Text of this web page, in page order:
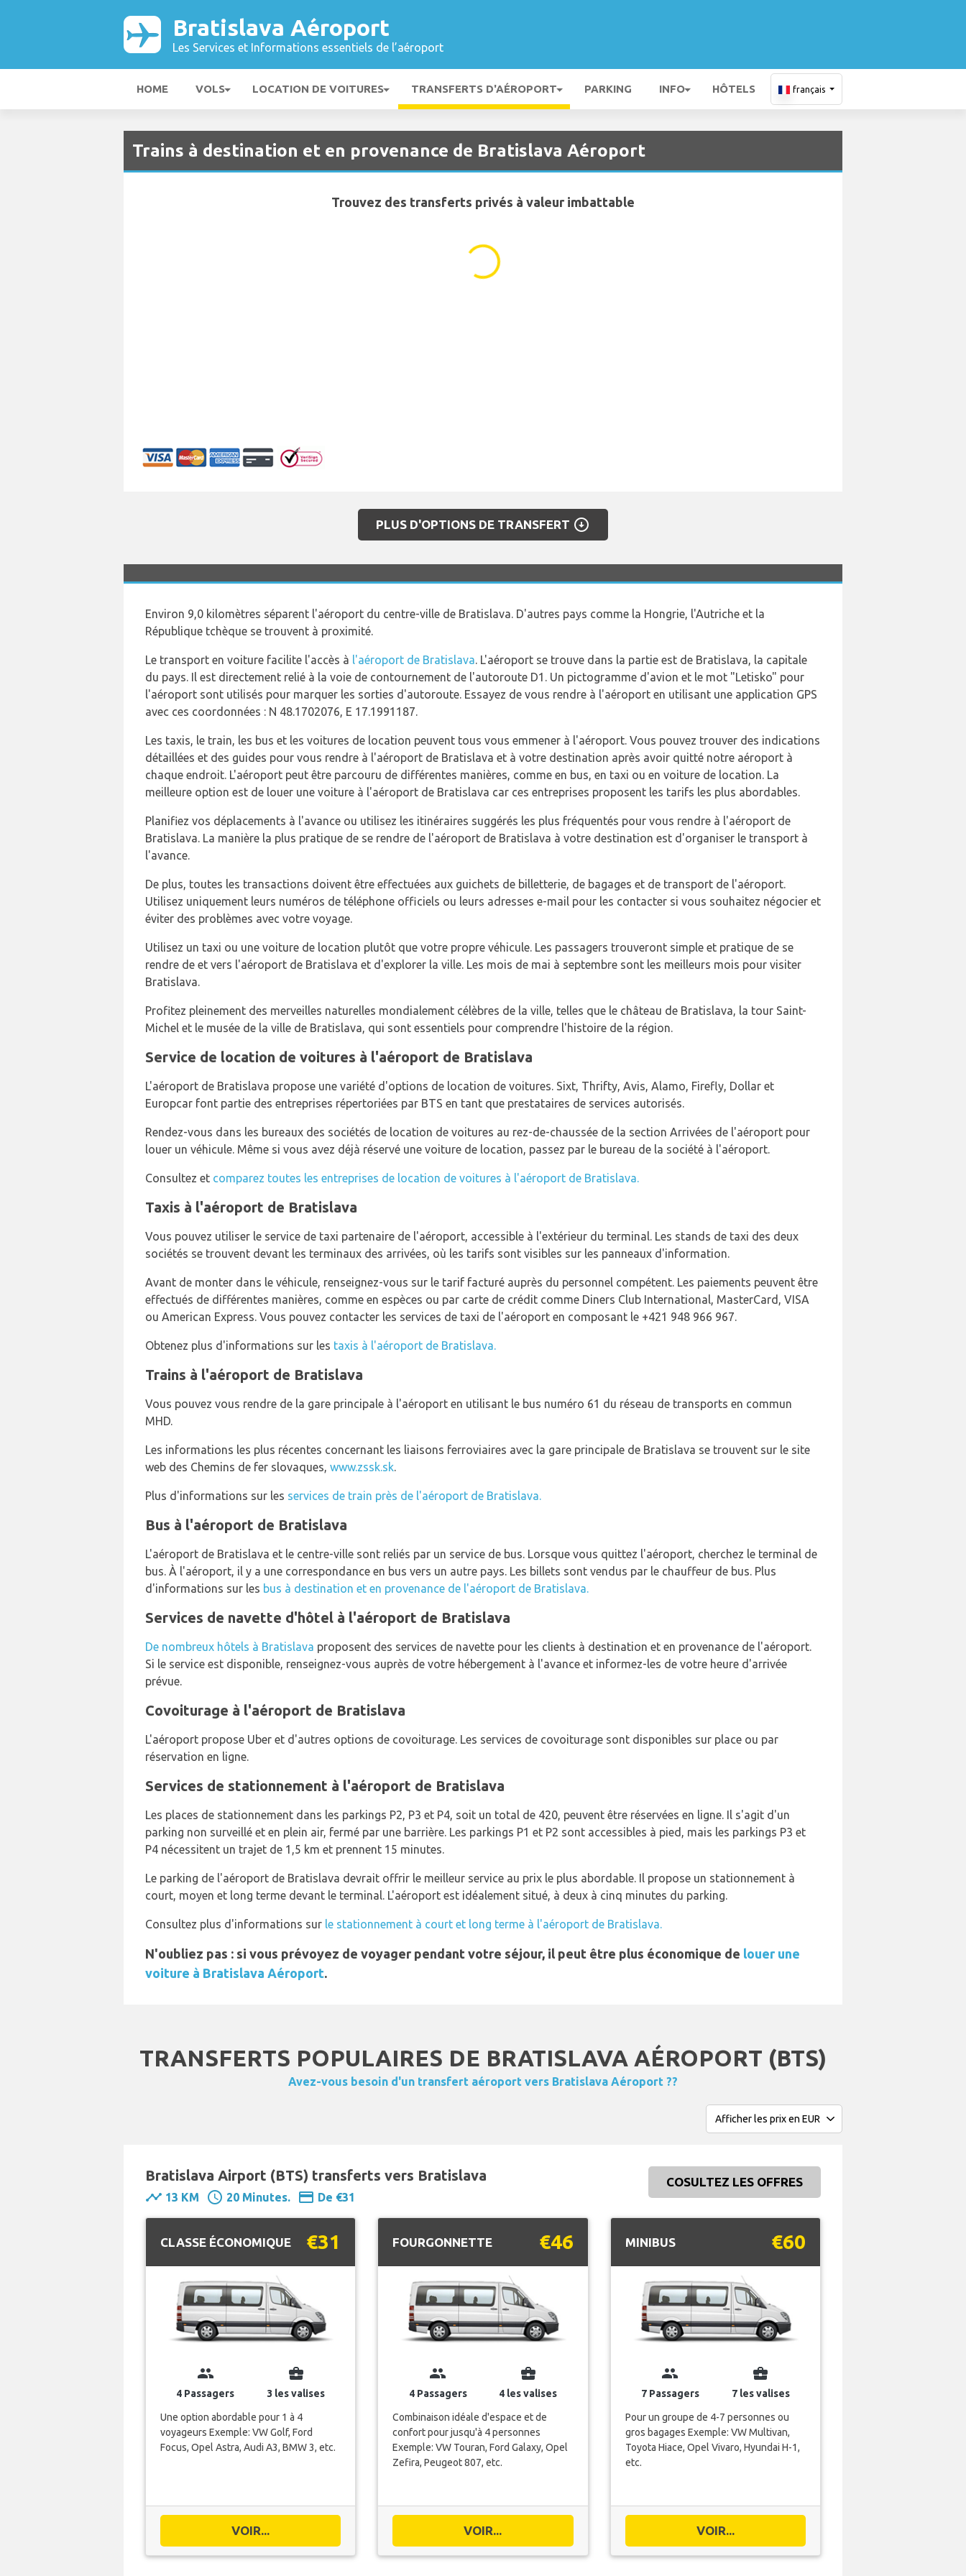
Bratislava Aéroport
Les Services et Informations essentiels de l’aéroport
HOME VOLS LOCATION DE VOITURES TRANSFERTS D'AÉROPORT PARKING INFO HÔTELS français
Trains à destination et en provenance de Bratislava Aéroport
Trouvez des transferts privés à valeur imbattable
PLUS D'OPTIONS DE TRANSFERT arrow_circle_down
Environ 9,0 kilomètres séparent l'aéroport du centre-ville de Bratislava. D'autres pays comme la Hongrie, l'Autriche et la
République tchèque se trouvent à proximité.
Le transport en voiture facilite l'accès à l'aéroport de Bratislava. L'aéroport se trouve dans la partie est de Bratislava, la capitale
du pays. Il est directement relié à la voie de contournement de l'autoroute D1. Un pictogramme d'avion et le mot "Letisko" pour
l'aéroport sont utilisés pour marquer les sorties d'autoroute. Essayez de vous rendre à l'aéroport en utilisant une application GPS
avec ces coordonnées : N 48.1702076, E 17.1991187.
Les taxis, le train, les bus et les voitures de location peuvent tous vous emmener à l'aéroport. Vous pouvez trouver des indications
détaillées et des guides pour vous rendre à l'aéroport de Bratislava et à votre destination après avoir quitté notre aéroport à
chaque endroit. L'aéroport peut être parcouru de différentes manières, comme en bus, en taxi ou en voiture de location. La
meilleure option est de louer une voiture à l'aéroport de Bratislava car ces entreprises proposent les tarifs les plus abordables.
Planifiez vos déplacements à l'avance ou utilisez les itinéraires suggérés les plus fréquentés pour vous rendre à l'aéroport de
Bratislava. La manière la plus pratique de se rendre de l'aéroport de Bratislava à votre destination est d'organiser le transport à
l'avance.
De plus, toutes les transactions doivent être effectuées aux guichets de billetterie, de bagages et de transport de l'aéroport.
Utilisez uniquement leurs numéros de téléphone officiels ou leurs adresses e-mail pour les contacter si vous souhaitez négocier et
éviter des problèmes avec votre voyage.
Utilisez un taxi ou une voiture de location plutôt que votre propre véhicule. Les passagers trouveront simple et pratique de se
rendre de et vers l'aéroport de Bratislava et d'explorer la ville. Les mois de mai à septembre sont les meilleurs mois pour visiter
Bratislava.
Profitez pleinement des merveilles naturelles mondialement célèbres de la ville, telles que le château de Bratislava, la tour Saint-
Michel et le musée de la ville de Bratislava, qui sont essentiels pour comprendre l'histoire de la région.
Service de location de voitures à l'aéroport de Bratislava
L'aéroport de Bratislava propose une variété d'options de location de voitures. Sixt, Thrifty, Avis, Alamo, Firefly, Dollar et
Europcar font partie des entreprises répertoriées par BTS en tant que prestataires de services autorisés.
Rendez-vous dans les bureaux des sociétés de location de voitures au rez-de-chaussée de la section Arrivées de l'aéroport pour
louer un véhicule. Même si vous avez déjà réservé une voiture de location, passez par le bureau de la société à l'aéroport.
Consultez et comparez toutes les entreprises de location de voitures à l'aéroport de Bratislava.
Taxis à l'aéroport de Bratislava
Vous pouvez utiliser le service de taxi partenaire de l'aéroport, accessible à l'extérieur du terminal. Les stands de taxi des deux
sociétés se trouvent devant les terminaux des arrivées, où les tarifs sont visibles sur les panneaux d'information.
Avant de monter dans le véhicule, renseignez-vous sur le tarif facturé auprès du personnel compétent. Les paiements peuvent être
effectués de différentes manières, comme en espèces ou par carte de crédit comme Diners Club International, MasterCard, VISA
ou American Express. Vous pouvez contacter les services de taxi de l'aéroport en composant le +421 948 966 967.
Obtenez plus d'informations sur les taxis à l'aéroport de Bratislava.
Trains à l'aéroport de Bratislava
Vous pouvez vous rendre de la gare principale à l'aéroport en utilisant le bus numéro 61 du réseau de transports en commun
MHD.
Les informations les plus récentes concernant les liaisons ferroviaires avec la gare principale de Bratislava se trouvent sur le site
web des Chemins de fer slovaques, www.zssk.sk.
Plus d'informations sur les services de train près de l'aéroport de Bratislava.
Bus à l'aéroport de Bratislava
L'aéroport de Bratislava et le centre-ville sont reliés par un service de bus. Lorsque vous quittez l'aéroport, cherchez le terminal de
bus. À l'aéroport, il y a une correspondance en bus vers un autre pays. Les billets sont vendus par le chauffeur de bus. Plus
d'informations sur les bus à destination et en provenance de l'aéroport de Bratislava.
Services de navette d'hôtel à l'aéroport de Bratislava
De nombreux hôtels à Bratislava proposent des services de navette pour les clients à destination et en provenance de l'aéroport.
Si le service est disponible, renseignez-vous auprès de votre hébergement à l'avance et informez-les de votre heure d'arrivée
prévue.
Covoiturage à l'aéroport de Bratislava
L'aéroport propose Uber et d'autres options de covoiturage. Les services de covoiturage sont disponibles sur place ou par
réservation en ligne.
Services de stationnement à l'aéroport de Bratislava
Les places de stationnement dans les parkings P2, P3 et P4, soit un total de 420, peuvent être réservées en ligne. Il s'agit d'un
parking non surveillé et en plein air, fermé par une barrière. Les parkings P1 et P2 sont accessibles à pied, mais les parkings P3 et
P4 nécessitent un trajet de 1,5 km et prennent 15 minutes.
Le parking de l'aéroport de Bratislava devrait offrir le meilleur service au prix le plus abordable. Il propose un stationnement à
court, moyen et long terme devant le terminal. L'aéroport est idéalement situé, à deux à cinq minutes du parking.
Consultez plus d'informations sur le stationnement à court et long terme à l'aéroport de Bratislava.
N'oubliez pas : si vous prévoyez de voyager pendant votre séjour, il peut être plus économique de louer une
voiture à Bratislava Aéroport.
TRANSFERTS POPULAIRES DE BRATISLAVA AÉROPORT (BTS)
Avez-vous besoin d'un transfert aéroport vers Bratislava Aéroport ??
Bratislava Airport (BTS) transferts vers Bratislava
timeline 13 KM schedule 20 Minutes. payment De €31
COSULTEZ LES OFFRES
CLASSE ÉCONOMIQUE €31
group
4 Passagers
business_center
3 les valises
voyageurs Exemple: VW Golf, Ford
Focus, Opel Astra, Audi A3, BMW 3, etc.
FOURGONNETTE €46
group
4 Passagers
business_center
4 les valises
confort pour jusqu'à 4 personnes
Exemple: VW Touran, Ford Galaxy, Opel
Zefira, Peugeot 807, etc.
VOIR...
MINIBUS €60
group
7 Passagers
business_center
7 les valises
gros bagages Exemple: VW Multivan,
Toyota Hiace, Opel Vivaro, Hyundai H-1,
Bratislava Airport (BTS) transferts vers Vienna